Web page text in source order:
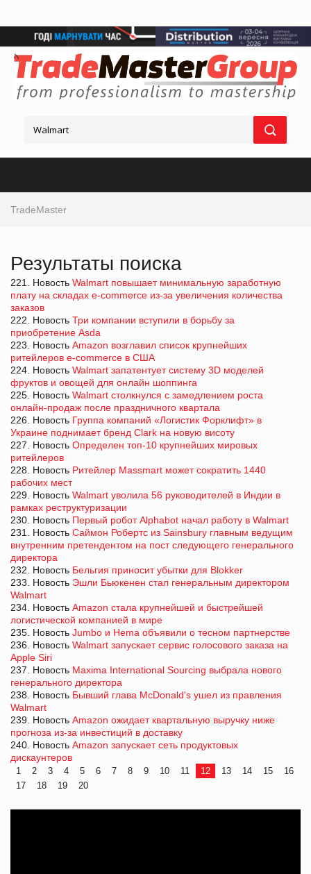
TradeMaster
Результаты поиска
221. Новость Walmart повышает минимальную заработную
плату на складах e-commerce из-за увеличения количества
заказов
222. Новость Три компании вступили в борьбу за
приобретение Asda
223. Новость Amazon возглавил список крупнейших
ритейлеров e-commerce в США
224. Новость Walmart запатентует систему 3D моделей
фруктов и овощей для онлайн шоппинга
225. Новость Walmart столкнулся с замедлением роста
онлайн-продаж после праздничного квартала
226. Новость Группа компаний «Логистик Форклифт» в
Украине поднимает бренд Clark на новую висоту
227. Новость Определен топ-10 крупнейших мировых
ритейлеров
228. Новость Ритейлер Massmart может сократить 1440
рабочих мест
229. Новость Walmart уволила 56 руководителей в Индии в
рамках реструктуризации
230. Новость Первый робот Alphabot начал работу в Walmart
231. Новость Саймон Робертс из Sainsbury главным ведущим
внутренним претендентом на пост следующего генерального
директора
232. Новость Бельгия приносит убытки для Blokker
233. Новость Эшли Бьюкенен стал генеральным директором
Walmart
234. Новость Amazon стала крупнейшей и быстрейшей
логистической компанией в мире
235. Новость Jumbo и Hema объявили о тесном партнерстве
236. Новость Walmart запускает сервис голосового заказа на
Apple Siri
237. Новость Maxima International Sourcing выбрала нового
генерального директора
238. Новость Бывший глава McDonald's ушел из правления
Walmart
239. Новость Amazon ожидает квартальную выручку ниже
прогноза из-за инвестиций в доставку
240. Новость Amazon запускает сеть продуктовых
дискаунтеров
1 2 3 4 5 6 7 8 9 10 11 12 13 14 15
16
17
18 19 20